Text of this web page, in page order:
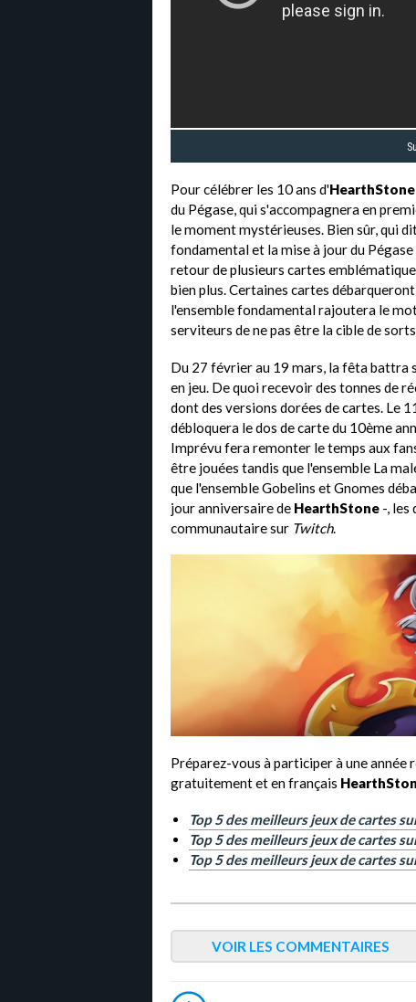
Pour célébrer les 10 ans d'HearthStone
du Pégase, qui s'accompagnera en
le moment mystérieuses. Bien sûr, qui
fondamental et la mise à jour du
retour de plusieurs cartes
bien plus. Certaines cartes
l'ensemble fondamental rajoutera le
serviteurs de ne pas être la cible de
Du 27 février au 19 mars, la fêta battra
en jeu. De quoi recevoir des tonnes de
dont des versions dorées de cartes. Le
débloquera le dos de carte du 10ème
Imprévu fera remonter le temps aux
être jouées tandis que l'ensemble La
que l'ensemble Gobelins et Gnomes
jour anniversaire de HearthStone -, les
communautaire sur Twitch.
Préparez-vous à participer à une
gratuitement et en français
Top 5 des meilleurs jeux de cartes
Top 5 des meilleurs jeux de cartes
Top 5 des meilleurs jeux de cartes
VOIR LES COMMENTAIRES